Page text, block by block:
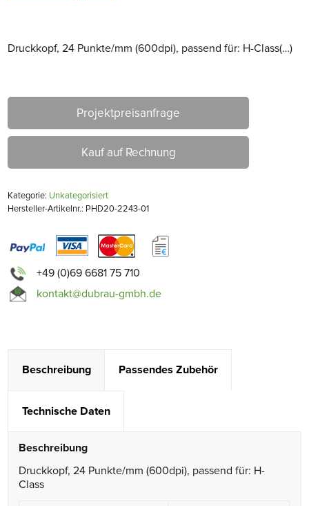
Druckkopf, 24 Punkte/mm (600dpi), passend für: H-Class(…)
Projektpreisanfrage
Kauf auf Rechnung
Kategorie: Unkategorisiert
Hersteller-Artikelnr.: PHD20-2243-01
+49 (0)69 6681 75 710
kontakt@dubrau-gmbh.de
Beschreibung Passendes Zubehör
Technische Daten
Beschreibung
Druckkopf, 24 Punkte/mm (600dpi), passend für: H-
Class